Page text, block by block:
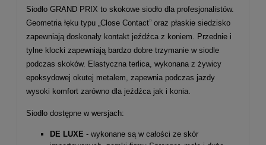
Siodło GRAND PRIX to skokowe siodło dla profesjonalistów.
Geometria łęku typu „Close Contact” oraz płaskie siedzisko
zapewniają doskonały kontakt jeźdźca z koniem. Przednie i
tylne klocki zapewniają bardzo dobre trzymanie w siodle
podczas skoków. Elastyczna terlica, wykonana z żywicy
epoksydowej okutej metalem, zapewnia podczas jazdy
wysoki komfort zarówno dla jeźdźca jak i konia.
Siodło dostępne w wersjach:
DE LUXE - wykonane są w całości ze skór